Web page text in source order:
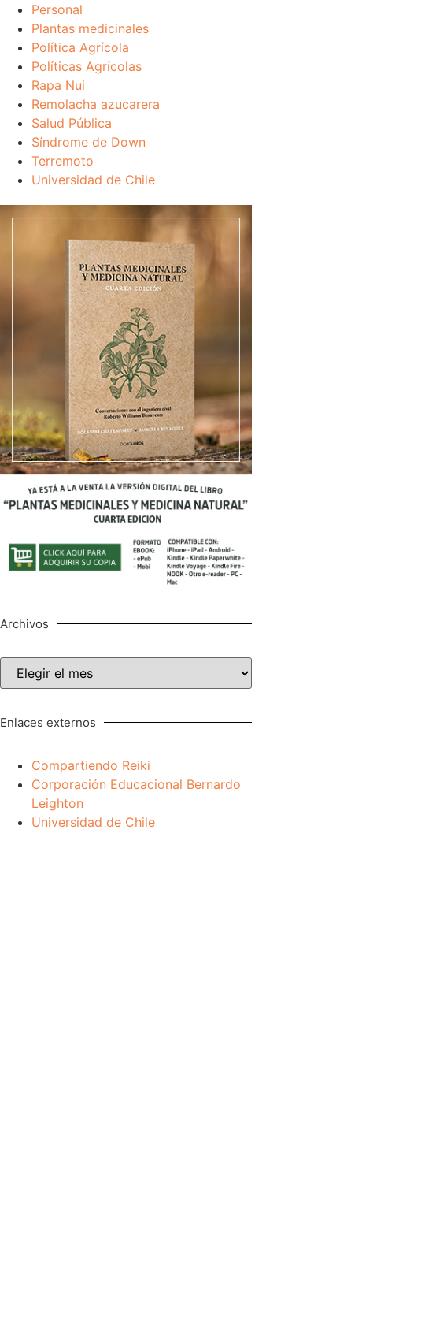
Personal
Plantas medicinales
Política Agrícola
Políticas Agrícolas
Rapa Nui
Remolacha azucarera
Salud Pública
Síndrome de Down
Terremoto
Universidad de Chile
Archivos
Enlaces externos
Compartiendo Reiki
Corporación Educacional Bernardo
Leighton
Universidad de Chile